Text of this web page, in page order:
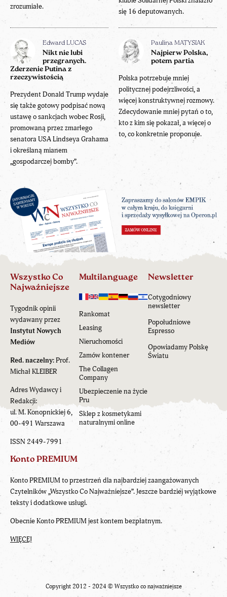
zrozumiałe.
się 16 deputowanych.
Edward LUCAS
Nikt nie lubi
przegranych.
Zderzenie Putina z
rzeczywistością
Prezydent Donald Trump wydaje
się także gotowy podpisać nową
ustawę o sankcjach wobec Rosji,
promowaną przez zmarłego
senatora USA Lindseya Grahama
i określaną mianem
„gospodarczej bomby”.
Paulina MATYSIAK
Najpierw Polska,
potem partia
Polska potrzebuje mniej
politycznej podejrzliwości, a
więcej konstruktywnej rozmowy.
Zdecydowanie mniej pytań o to,
kto z kim się pokazał, a więcej o
to, co konkretnie proponuje.
Wszystko Co
Najważniejsze
Tygodnik opinii
wydawany przez
Instytut Nowych
Mediów
Red. naczelny:Prof.
Michał KLEIBER
Adres Wydawcy i
Redakcji:
ul. M. Konopnickiej 6,
00-491 Warszawa
ISSN 2449-7991
Multilanguage
Rankomat
Leasing
Nieruchomości
Zamów kontener
The Collagen
Company
Ubezpieczenie na życie
Pru
Sklep z kosmetykami
naturalnymi online
Newsletter
Cotygodniowy
newsletter
Popołudniowe
Espresso
Opowiadamy Polskę
Światu
Konto PREMIUM
Konto PREMIUM to przestrzeń dla najbardziej zaangażowanych
Czytelników „Wszystko Co Najważniejsze”. Jeszcze bardziej wyjątkowe
teksty i dodatkowe usługi.
Obecnie Konto PREMIUM jest kontem bezpłatnym.
WIĘCEJ
Copyright 2012 - 2024 © Wszystko co najważniejsze